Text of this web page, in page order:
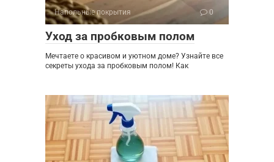
Напольные покрытия 0
Уход за пробковым полом
Мечтаете о красивом и уютном доме? Узнайте все
секреты ухода за пробковым полом! Как